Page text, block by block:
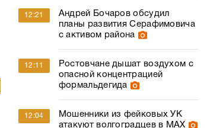
12:21
Андрей Бочаров обсудил
планы развития Серафимовича
с активом района
12:11
Ростовчане дышат воздухом с
опасной концентрацией
формальдегида
12:04
Мошенники из фейковых УК
атакуют волгоградцев в МАХ